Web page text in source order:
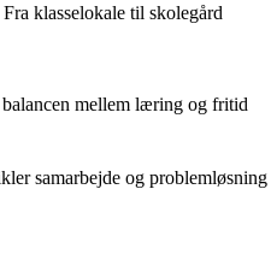
klasselokale til skolegård
mellem læring og fritid
samarbejde og problemløsning